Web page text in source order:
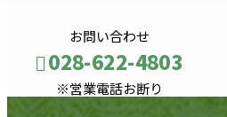
お問い合わせ
028-622-4803
※営業電話お断り